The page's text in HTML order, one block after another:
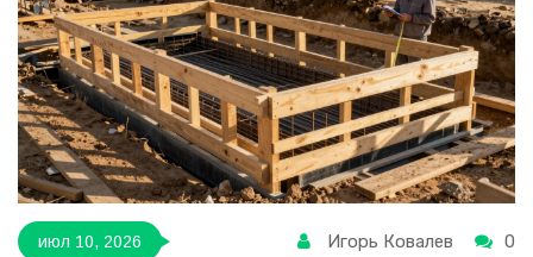
июл 10, 2026 Игорь Ковалев 0